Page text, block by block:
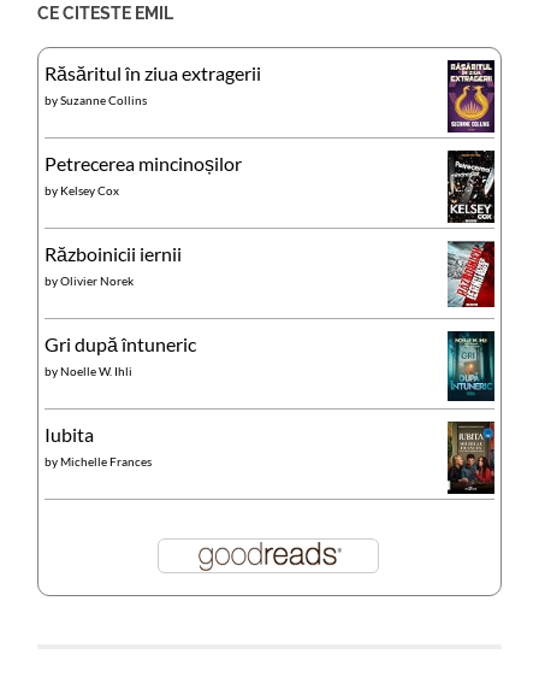
CE CITESTE EMIL
Răsăritul în ziua extragerii
bySuzanne Collins
Petrecerea mincinoșilor
by Kelsey Cox
Războinicii iernii
byOlivier Norek
Gri după întuneric
byNoelle W. Ihli
Iubita
byMichelle Frances